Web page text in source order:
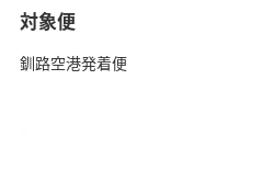
対象便
釧路空港発着便